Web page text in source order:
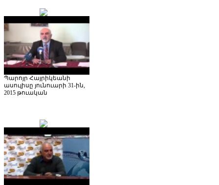
Պարոյր Հայրիկեանի
ասուլիսը յունուարի 31-ին,
2015 թուական